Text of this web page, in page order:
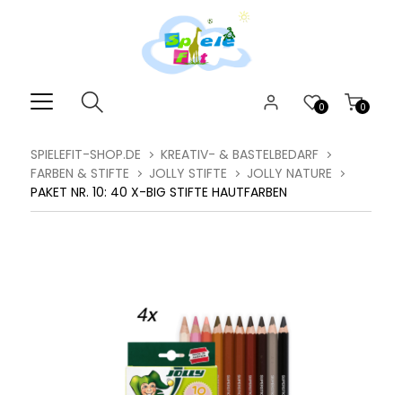
0
0
SPIELEFIT-SHOP.DE
KREATIV- & BASTELBEDARF
FARBEN & STIFTE
JOLLY STIFTE
JOLLY NATURE
PAKET NR. 10: 40 X-BIG STIFTE HAUTFARBEN